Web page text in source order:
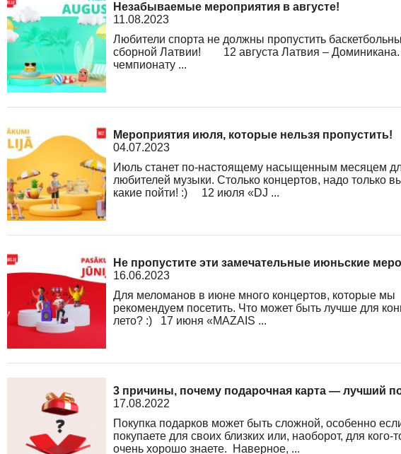
Незабываемые мероприятия в августе!
11.08.2023
Любители спорта не должны пропустить
сборной Латвии! 12 августа Латвия – Доминикана.
чемпионату ...
Мероприятия июля, которые нельзя пропустить!
04.07.2023
Июль станет по-настоящему насыщенным месяцем
любителей музыки. Столько концертов, надо только
какие пойти! :) 12 июля «DJ ...
Не пропустите эти замечательные июньские
16.06.2023
Для меломанов в июне много концертов, которые мы
рекомендуем посетить. Что может быть лучше для
лето? :) 17 июня «MAZAIS ...
3 причины, почему подарочная карта — лучший
17.08.2022
Покупка подарков может быть сложной, особенно
покупаете для своих близких или, наоборот, для кого-
очень хорошо знаете. Наверное, ...